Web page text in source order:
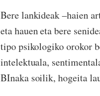
Bere lankideak –haien
eta hauen eta bere
tipo psikologiko orokor
intelektuala,
BInaka soilik, hogeita